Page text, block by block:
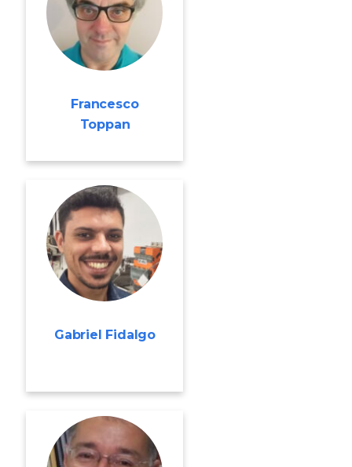
Francesco
Toppan
Gabriel Fidalgo